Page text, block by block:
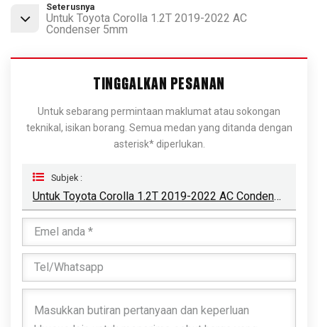
Seterusnya
Untuk Toyota Corolla 1.2T 2019-2022 AC
Condenser 5mm
TINGGALKAN PESANAN
Untuk sebarang permintaan maklumat atau sokongan
teknikal, isikan borang. Semua medan yang ditanda dengan
asterisk* diperlukan.
Subjek :
Untuk Toyota Corolla 1.2T 2019-2022 AC Condenser